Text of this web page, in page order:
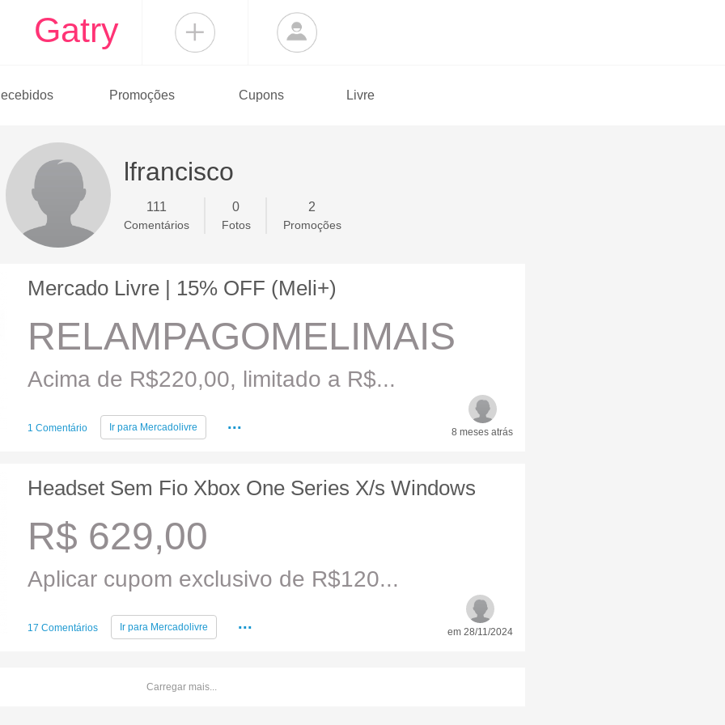
Gatry
Promoções Cupons Livre
lfrancisco
111
Comentários
0
Fotos
2
Promoções
Mercado Livre | 15% OFF (Meli+)
RELAMPAGOMELIMAIS
Acima de R$220,00, limitado a R$...
1 Comentário Ir para Mercadolivre ... 8 meses atrás
Headset Sem Fio Xbox One Series X/s Windows
R$ 629,00
Aplicar cupom exclusivo de R$120...
17 Comentários Ir para Mercadolivre ... em 28/11/2024
Carregar mais...